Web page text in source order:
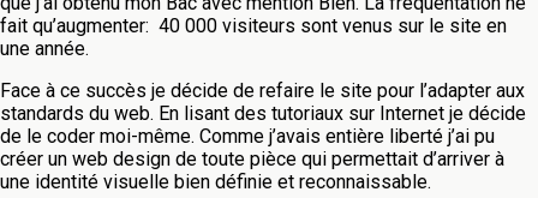
fait qu’augmenter: 40 000 visiteurs sont venus sur le site en
une année.
Face à ce succès je décide de refaire le site pour l’adapter aux
standards du web. En lisant des tutoriaux sur Internet je décide
de le coder moi-même. Comme j’avais entière liberté j’ai pu
créer un web design de toute pièce qui permettait d’arriver à
une identité visuelle bien définie et reconnaissable.